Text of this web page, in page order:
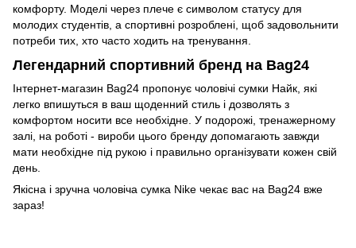
комфорту. Моделі через плече є символом статусу для
молодих студентів, а спортивні розроблені, щоб задовольнити
потреби тих, хто часто ходить на тренування.
Легендарний спортивний бренд на Bag24
Інтернет-магазин Bag24 пропонує чоловічі сумки Найк, які
легко впишуться в ваш щоденний стиль і дозволять з
комфортом носити все необхідне. У подорожі, тренажерному
залі, на роботі - вироби цього бренду допомагають завжди
мати необхідне під рукою і правильно організувати кожен свій
день.
Якісна і зручна чоловіча сумка Nike чекає вас на Bag24 вже
зараз!